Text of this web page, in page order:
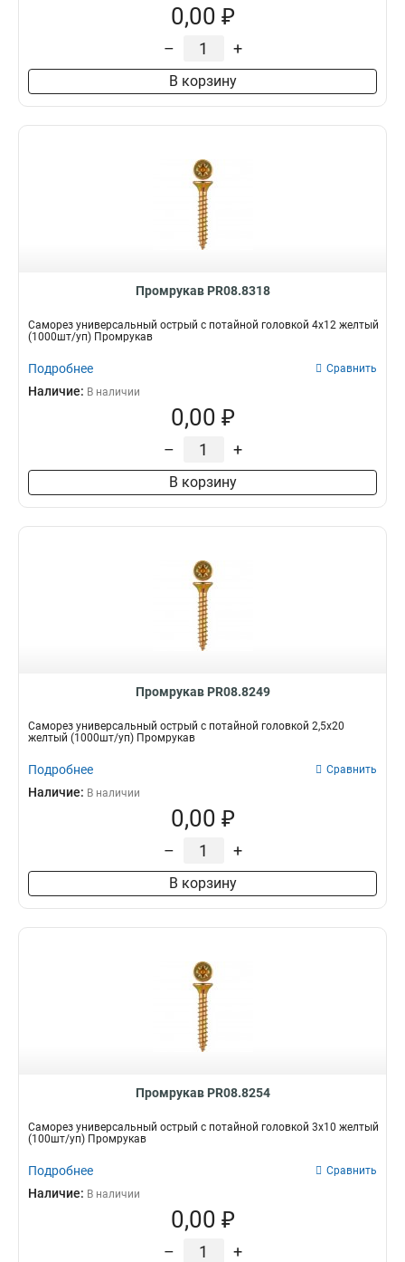
0,00 ₽
– +
В корзину
Промрукав PR08.8318
Саморез универсальный острый с потайной головкой 4х12 желтый
(1000шт/уп) Промрукав
Подробнее Сравнить
Наличие: В наличии
0,00 ₽
– +
В корзину
Промрукав PR08.8249
Саморез универсальный острый с потайной головкой 2,5х20
желтый (1000шт/уп) Промрукав
Подробнее Сравнить
Наличие: В наличии
0,00 ₽
– +
В корзину
Промрукав PR08.8254
Саморез универсальный острый с потайной головкой 3х10 желтый
(100шт/уп) Промрукав
Подробнее Сравнить
Наличие: В наличии
0,00 ₽
– +